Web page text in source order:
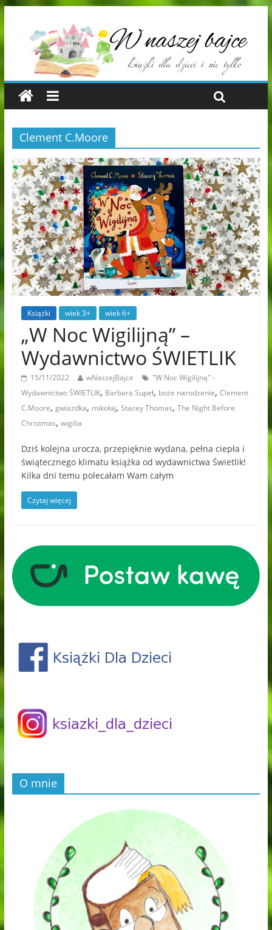
Clement C.Moore
Książki wiek 3+ wiek 6+
„W Noc Wigilijną” –
Wydawnictwo ŚWIETLIK
15/11/2022 wNaszejBajce
"W Noc Wigilijną" -
Wydawnictwo ŚWIETLIK, Barbara Supeł, boże narodzenie, Clement
C.Moore, gwiazdka, mikołaj, Stacey Thomas, The Night Before
Christmas, wigilia
Dziś kolejna urocza, przepięknie wydana, pełna ciepła i
świątecznego klimatu książka od wydawnictwa Świetlik!
Kilka dni temu polecałam Wam całym
Czytaj więcej
O mnie